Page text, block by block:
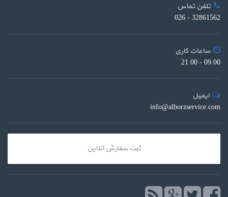
تلفن تماس
32861562 - 026
ساعات کاری
09.00 - 21.00
ایمیل
info@alborzservice.com
ثبت سفارش آنلاین